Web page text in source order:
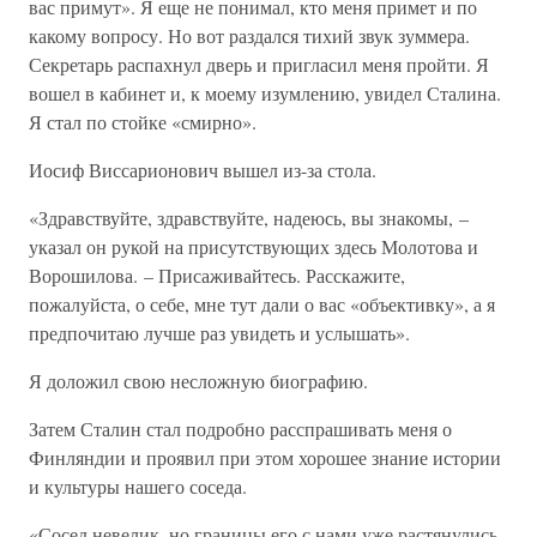
вас примут». Я еще не понимал, кто меня примет и по
какому вопросу. Но вот раздался тихий звук зуммера.
Секретарь распахнул дверь и пригласил меня пройти. Я
вошел в кабинет и, к моему изумлению, увидел Сталина.
Я стал по стойке «смирно».
Иосиф Виссарионович вышел из-за стола.
«Здравствуйте, здравствуйте, надеюсь, вы знакомы, –
указал он рукой на присутствующих здесь Молотова и
Ворошилова. – Присаживайтесь. Расскажите,
пожалуйста, о себе, мне тут дали о вас «объективку», а я
предпочитаю лучше раз увидеть и услышать».
Я доложил свою несложную биографию.
Затем Сталин стал подробно расспрашивать меня о
Финляндии и проявил при этом хорошее знание истории
и культуры нашего соседа.